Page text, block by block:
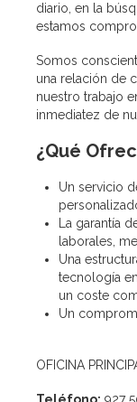
diario, en la
estamos
Somos
una relación de
nuestro trabajo
inmediatez de
¿Qué
Un servicio
La garantía
laborales,
Una
tecnología
un coste
Un
OFICINA